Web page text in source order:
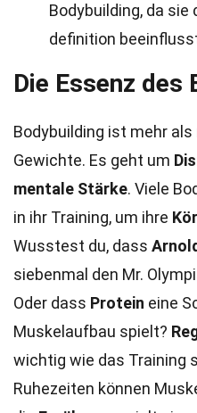
Bodybuilding, da
definition
Die Essenz des
Bodybuilding ist mehr als
Gewichte. Es geht um
mentale Stärke. Viele
in ihr Training, um ihre
Wusstest du, dass
siebenmal den Mr.
Oder dass Protein eine
Muskelaufbau spielt?
wichtig wie das Training
Ruhezeiten können